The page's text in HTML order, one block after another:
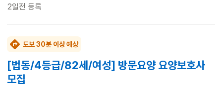
2일전 등록
도보 30분 이상 예상
[법동/4등급/82세/여성] 방문요양 요양보호사
모집